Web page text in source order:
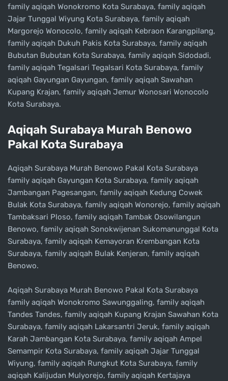
family aqiqah Wonokromo Kota Surabaya, family aqiqah
Jajar Tunggal Wiyung Kota Surabaya, family aqiqah
Margorejo Wonocolo, family aqiqah Kebraon Karangpilang,
family aqiqah Dukuh Pakis Kota Surabaya, family aqiqah
Bubutan Bubutan Kota Surabaya, family aqiqah Sidodadi,
family aqiqah Tegalsari Tegalsari Kota Surabaya, family
aqiqah Gayungan Gayungan, family aqiqah Sawahan
Kupang Krajan, family aqiqah Jemur Wonosari Wonocolo
Kota Surabaya.
Aqiqah Surabaya Murah Benowo
Pakal Kota Surabaya
Aqiqah Surabaya Murah Benowo Pakal Kota Surabaya
family aqiqah Gayungan Kota Surabaya, family aqiqah
Jambangan Pagesangan, family aqiqah Kedung Cowek
Bulak Kota Surabaya, family aqiqah Wonorejo, family aqiqah
Tambaksari Ploso, family aqiqah Tambak Osowilangun
Benowo, family aqiqah Sonokwijenan Sukomanunggal Kota
Surabaya, family aqiqah Kemayoran Krembangan Kota
Surabaya, family aqiqah Bulak Kenjeran, family aqiqah
Benowo.
Aqiqah Surabaya Murah Benowo Pakal Kota Surabaya
family aqiqah Wonokromo Sawunggaling, family aqiqah
Tandes Tandes, family aqiqah Kupang Krajan Sawahan Kota
Surabaya, family aqiqah Lakarsantri Jeruk, family aqiqah
Karah Jambangan Kota Surabaya, family aqiqah Ampel
Semampir Kota Surabaya, family aqiqah Jajar Tunggal
Wiyung, family aqiqah Rungkut Kota Surabaya, family
aqiqah Kalijudan Mulyorejo, family aqiqah Kertajaya